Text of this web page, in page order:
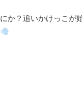
か？追いかけっこが